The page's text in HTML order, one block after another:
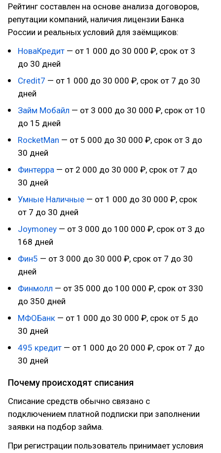
Рейтинг составлен на основе анализа договоров,
репутации компаний, наличия лицензии Банка
России и реальных условий для заёмщиков:
НоваКредит — от 1 000 до 30 000 ₽, срок от 3
до 30 дней
Credit7 — от 1 000 до 30 000 ₽, срок от 7 до 30
дней
Займ Мобайл — от 3 000 до 30 000 ₽, срок от 10
до 15 дней
RocketMan — от 5 000 до 30 000 ₽, срок от 3 до
30 дней
Финтерра — от 2 000 до 30 000 ₽, срок от 7 до
30 дней
Умные Наличные — от 1 000 до 30 000 ₽, срок
от 7 до 30 дней
Joymoney — от 3 000 до 100 000 ₽, срок от 3 до
168 дней
Фин5 — от 3 000 до 30 000 ₽, срок от 7 до 30
дней
Финмолл — от 35 000 до 100 000 ₽, срок от 330
до 350 дней
МФОБанк — от 1 000 до 30 000 ₽, срок от 5 до
30 дней
495 кредит — от 1 000 до 20 000 ₽, срок от 7 до
30 дней
Почему происходят списания
Списание средств обычно связано с
подключением платной подписки при заполнении
заявки на подбор займа.
При регистрации пользователь принимает условия